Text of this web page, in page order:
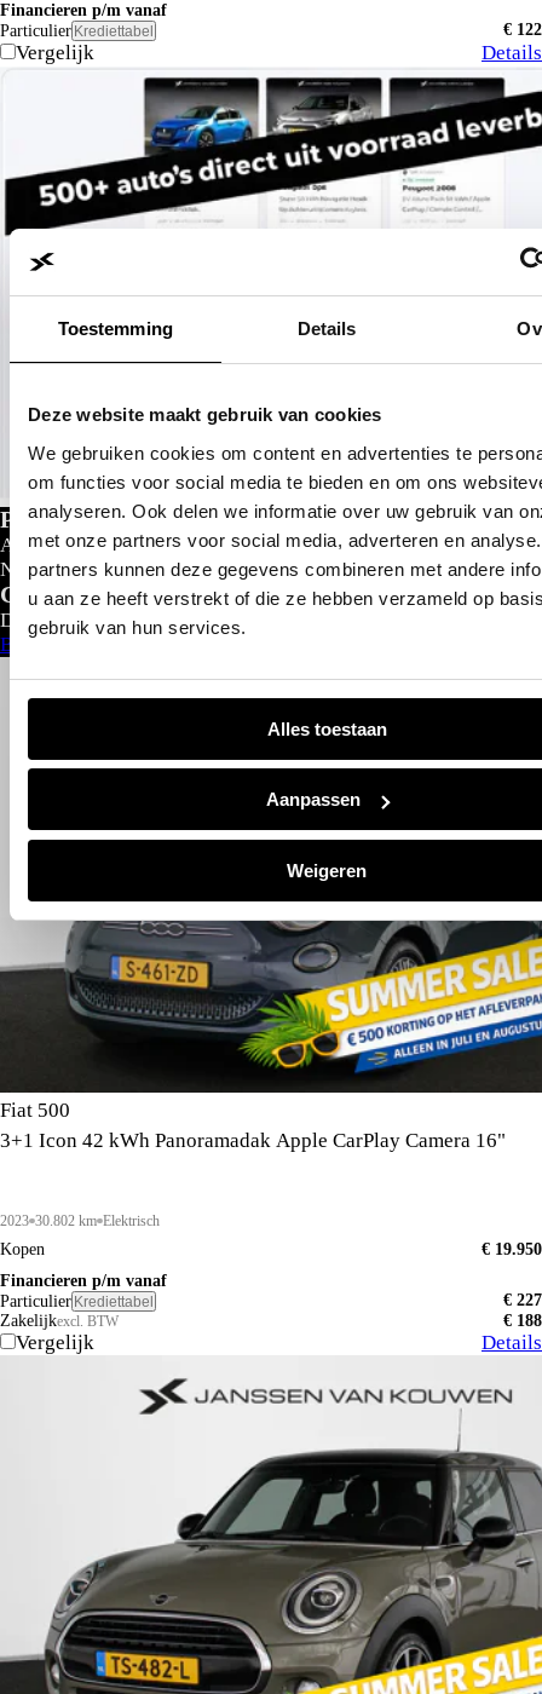
Toestemming Details
Deze website maakt gebruik van cookies
We gebruiken cookies om content en advertenties te
om functies voor social media te bieden en om ons
analyseren. Ook delen we informatie over uw gebruik van
met onze partners voor social media, adverteren en
partners kunnen deze gegevens combineren met andere
u aan ze heeft verstrekt of die ze hebben verzameld op
gebruik van hun services.
Alles toestaan
Aanpassen
Weigeren
Financieren p/m vanaf
Particulier Krediettabel € 122
Vergelijk Details
Private lease
Al gedacht aan private lease?
Nu al vanaf €299- p/m
Configureer nu
Direct leverbaar
Bekijk aanbod
Fiat 500
3+1 Icon 42 kWh Panoramadak Apple CarPlay Camera 16"
2023 30.802 km Elektrisch
Kopen
€ 19.950
Financieren p/m vanaf
Particulier Krediettabel
€ 227
Zakelijkexcl. BTW € 188
Vergelijk Details